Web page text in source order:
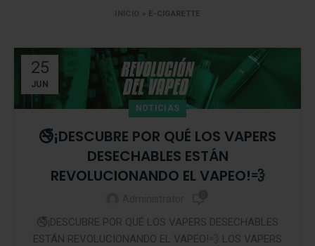
» E-CIGARETTE
25
JUN
NOTICIAS
🚭¡DESCUBRE POR QUÉ LOS VAPERS
DESECHABLES ESTÁN
REVOLUCIONANDO EL VAPEO!💨
🚭¡DESCUBRE POR QUÉ LOS VAPERS DESECHABLES
ESTÁN REVOLUCIONANDO EL VAPEO!💨 LOS VAPERS